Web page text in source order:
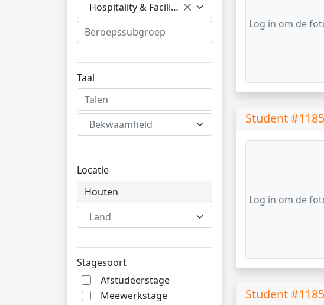
Hospitality & Facilitair
Taal
Bekwaamheid
Locatie
Land
Stagesoort
Afstudeerstage
Meewerkstage
Log in om de
Student
Log in om de
Student